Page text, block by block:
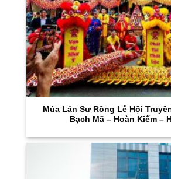
Múa Lân Sư Rồng Lễ Hội
Bạch Mã – Hoàn Kiếm –